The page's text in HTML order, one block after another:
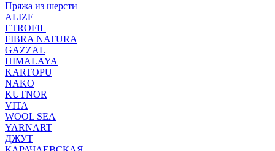
Пряжа из шерсти
ALIZE
ETROFIL
FIBRA NATURA
GAZZAL
HIMALAYA
KARTOPU
NAKO
KUTNOR
VITA
WOOL SEA
YARNART
ДЖУТ